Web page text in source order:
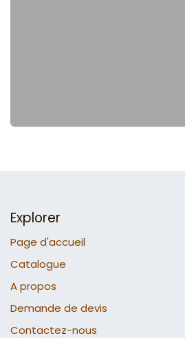
Explorer
Page d'accueil
Catalogue
A propos
Demande de devis
Contactez-nous